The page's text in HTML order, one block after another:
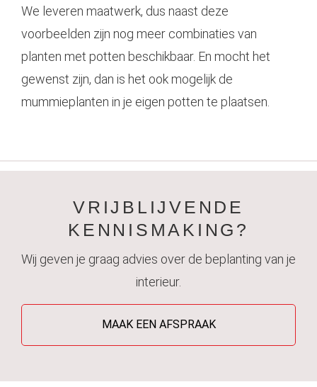
We leveren maatwerk, dus naast deze
voorbeelden zijn nog meer combinaties van
planten met potten beschikbaar. En mocht het
gewenst zijn, dan is het ook mogelijk de
mummieplanten in je eigen potten te plaatsen.
VRIJBLIJVENDE
KENNISMAKING?
Wij geven je graag advies over de beplanting van je
interieur.
MAAK EEN AFSPRAAK